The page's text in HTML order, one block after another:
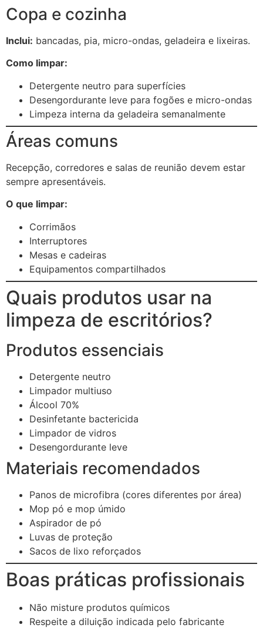
Copa e cozinha
Inclui: bancadas, pia, micro-ondas, geladeira e lixeiras.
Como limpar:
Detergente neutro para superfícies
Desengordurante leve para fogões e micro-ondas
Limpeza interna da geladeira semanalmente
Áreas comuns
Recepção, corredores e salas de reunião devem estar
sempre apresentáveis.
O que limpar:
Corrimãos
Interruptores
Mesas e cadeiras
Equipamentos compartilhados
Quais produtos usar na
limpeza de escritórios?
Produtos essenciais
Detergente neutro
Limpador multiuso
Álcool 70%
Desinfetante bactericida
Limpador de vidros
Desengordurante leve
Materiais recomendados
Panos de microfibra (cores diferentes por área)
Mop pó e mop úmido
Aspirador de pó
Luvas de proteção
Sacos de lixo reforçados
Boas práticas profissionais
Não misture produtos químicos
Respeite a diluição indicada pelo fabricante